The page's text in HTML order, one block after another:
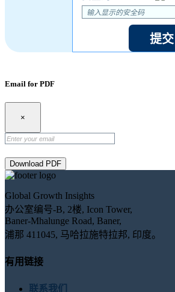
提交
Email for PDF
×
Download PDF
Global Growth Insights
办公室编号-B, 2楼, Icon Tower,
Baner-Mhalunge Road, Baner,
浦那 411045, 马哈拉施特拉邦, 印度。
有用链接
联系我们